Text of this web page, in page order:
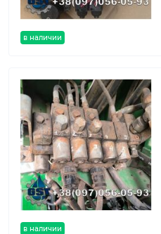
в наличии
в наличии